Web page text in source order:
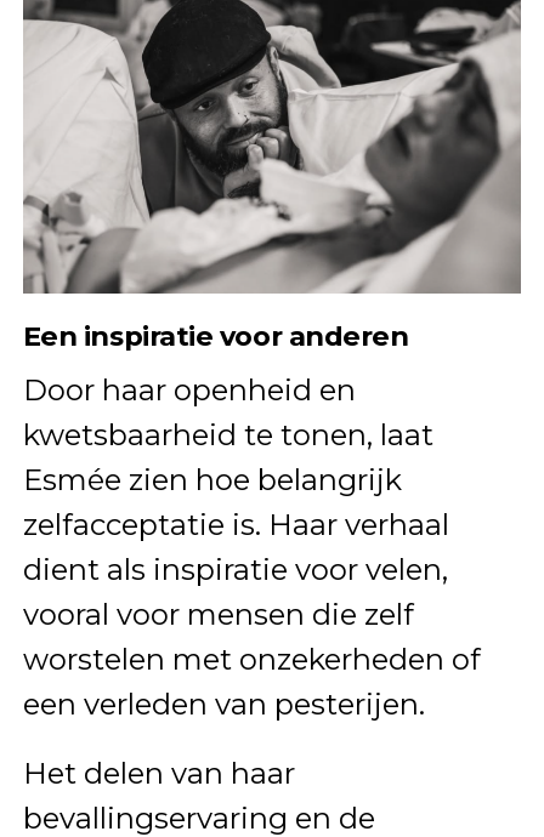
Een inspiratie voor anderen
Door haar openheid en
kwetsbaarheid te tonen, laat
Esmée zien hoe belangrijk
zelfacceptatie is. Haar verhaal
dient als inspiratie voor velen,
vooral voor mensen die zelf
worstelen met onzekerheden of
een verleden van pesterijen.
Het delen van haar
bevallingservaring en de